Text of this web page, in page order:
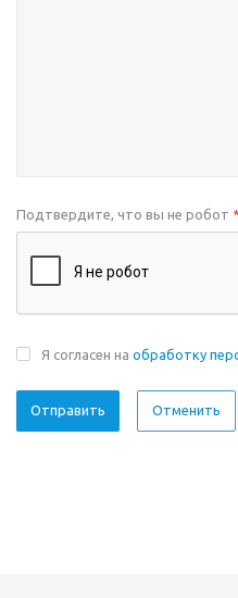
Подтвердите, что вы не робот *
Я согласен на обработку
Отменить